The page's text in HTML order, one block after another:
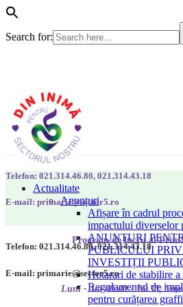
Search for:
Actualitate
Anunțuri
Afișare în cadrul
impactului diverselor
ANUNȚURI
PUBLICULUI
INVESTIȚII
Hotarari de stabilire
Regulamentul de
pentru curățarea
Telefon: 021.314.46.80, 021.314.43.18
E-mail: primarie@sector5.ro
Program de lucru al
Luni - Joi 08:00 - 16:30;
Telefon: 021.314.46.80, 021.314.43.18
E-mail: primarie@sector5.ro